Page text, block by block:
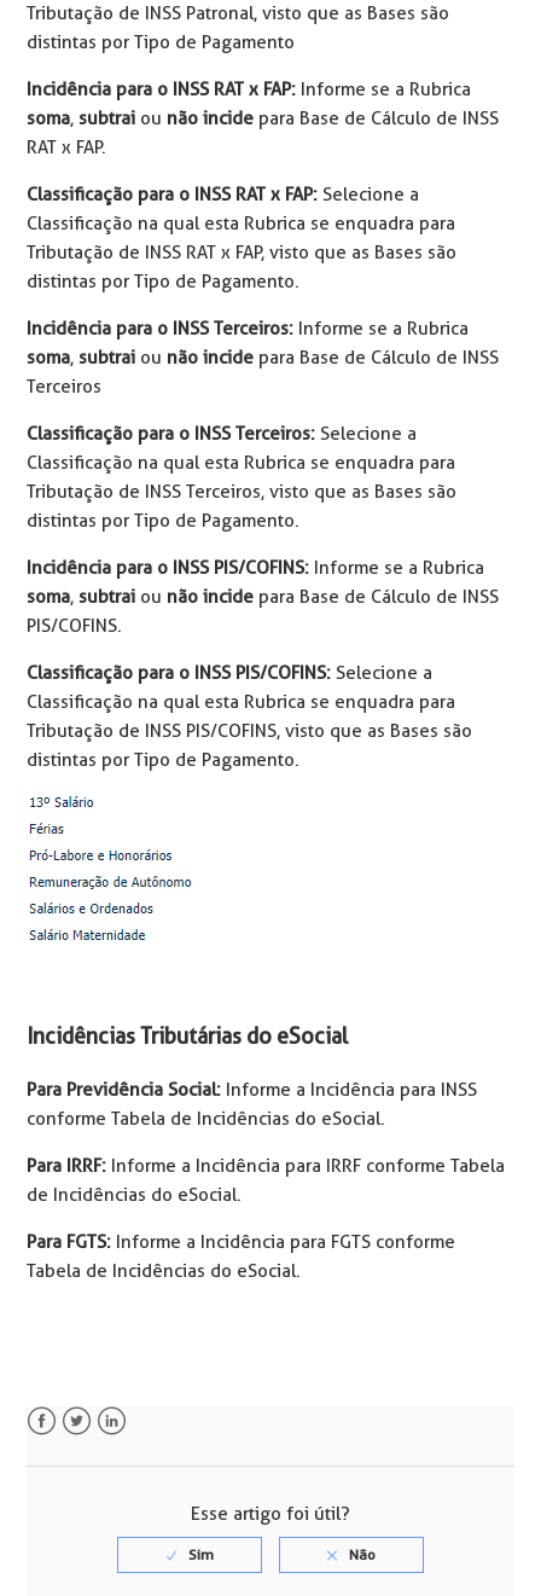
Tributação de INSS Patronal, visto que as Bases são
distintas por Tipo de Pagamento
Incidência para o INSS RAT x FAP: Informe se a Rubrica
soma, subtrai ou não incide para Base de Cálculo de INSS
RAT x FAP.
Classificação para o INSS RAT x FAP: Selecione a
Classificação na qual esta Rubrica se enquadra para
Tributação de INSS RAT x FAP, visto que as Bases são
distintas por Tipo de Pagamento.
Incidência para o INSS Terceiros: Informe se a Rubrica
soma, subtrai ou não incide para Base de Cálculo de INSS
Terceiros
Classificação para o INSS Terceiros: Selecione a
Classificação na qual esta Rubrica se enquadra para
Tributação de INSS Terceiros, visto que as Bases são
distintas por Tipo de Pagamento.
Incidência para o INSS PIS/COFINS: Informe se a Rubrica
soma, subtrai ou não incide para Base de Cálculo de INSS
PIS/COFINS.
Classificação para o INSS PIS/COFINS: Selecione a
Classificação na qual esta Rubrica se enquadra para
Tributação de INSS PIS/COFINS, visto que as Bases são
distintas por Tipo de Pagamento.
Incidências Tributárias do eSocial
Para Previdência Social: Informe a Incidência para INSS
conforme Tabela de Incidências do eSocial.
Para IRRF: Informe a Incidência para IRRF conforme Tabela
de Incidências do eSocial.
Para FGTS: Informe a Incidência para FGTS conforme
Tabela de Incidências do eSocial.
Esse artigo foi útil?